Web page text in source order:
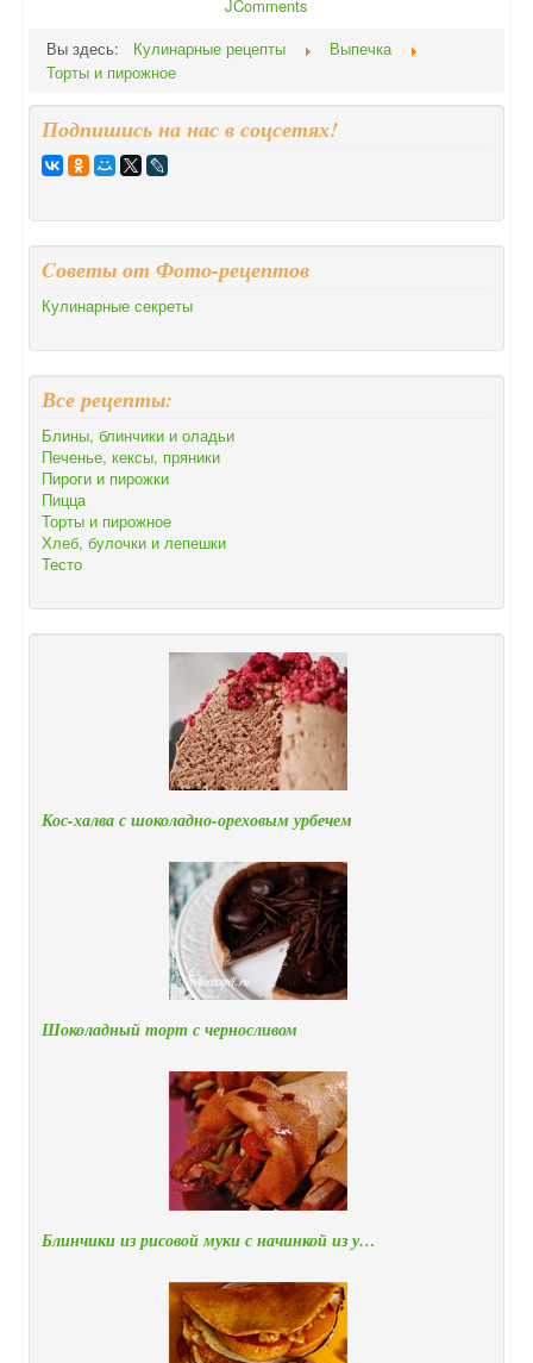
JComments
Вы здесь:
Кулинарные рецепты
Выпечка
Торты и пирожное
Подпишись на нас в соцсетях!
Cоветы от Фото-рецептов
Кулинарные секреты
Все рецепты:
Блины, блинчики и оладьи
Печенье, кексы, пряники
Пироги и пирожки
Пицца
Торты и пирожное
Хлеб, булочки и лепешки
Тесто
Кос-халва с шоколадно-ореховым урбечем
Шоколадный торт с черносливом
Блинчики из рисовой муки с начинкой из у…